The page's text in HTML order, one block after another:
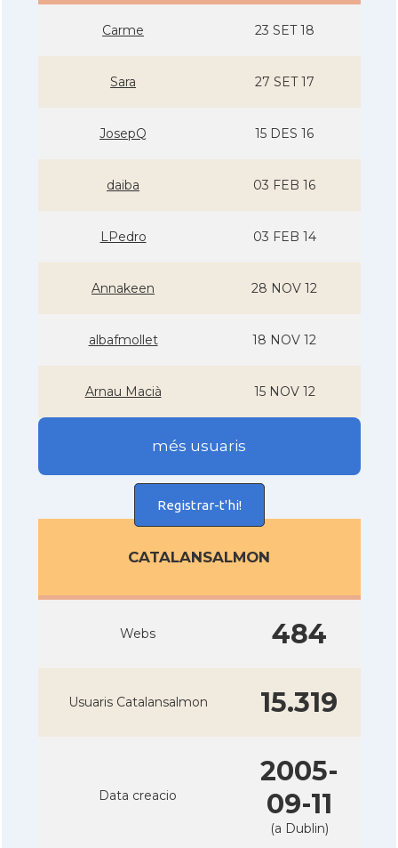
Carme 23 SET 18
Sara 27 SET 17
JosepQ 15 DES 16
daiba 03 FEB 16
LPedro 03 FEB 14
Annakeen 28 NOV 12
albafmollet 18 NOV 12
Arnau Macià 15 NOV 12
més usuaris
Registrar-t'hi!
CATALANSALMON
Webs 484
Usuaris Catalansalmon 15.319
Data creacio
2005-
09-11
(a Dublin)